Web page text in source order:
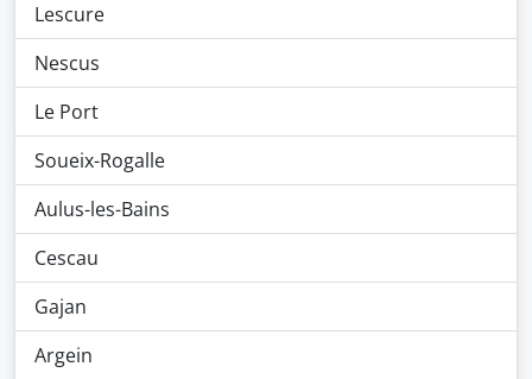
Lescure
Nescus
Le Port
Soueix-Rogalle
Aulus-les-Bains
Cescau
Gajan
Argein